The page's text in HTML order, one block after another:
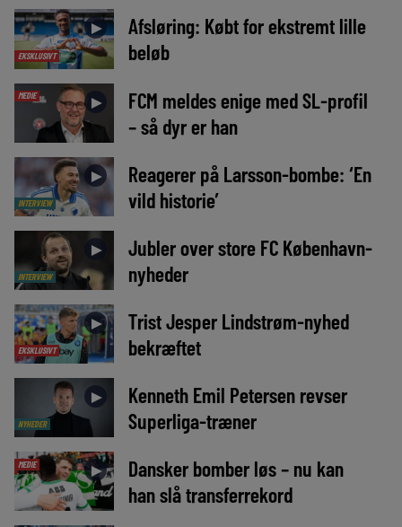
EKSKLUSIVT
►
Afsløring: Købt for ekstremt lille
beløb
MEDIE ►
FCM meldes enige med SL-profil
– så dyr er han
INTERVIEW
►
Reagerer på Larsson-bombe: ‘En
vild historie’
INTERVIEW
►
Jubler over store FC København-
nyheder
EKSKLUSIVT
►
Trist Jesper Lindstrøm-nyhed
bekræftet
NYHEDER
►
Kenneth Emil Petersen revser
Superliga-træner
MEDIE ►
Dansker bomber løs – nu kan
han slå transferrekord